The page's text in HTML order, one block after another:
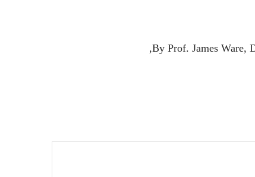
By Prof. James Ware,